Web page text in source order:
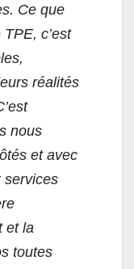
Ce que
c’est
réalités
nous
et avec
services
et la
toutes